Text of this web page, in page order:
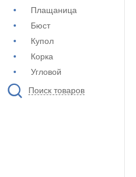
Плащаница
Бюст
Купол
Корка
Угловой
Поиск товаров